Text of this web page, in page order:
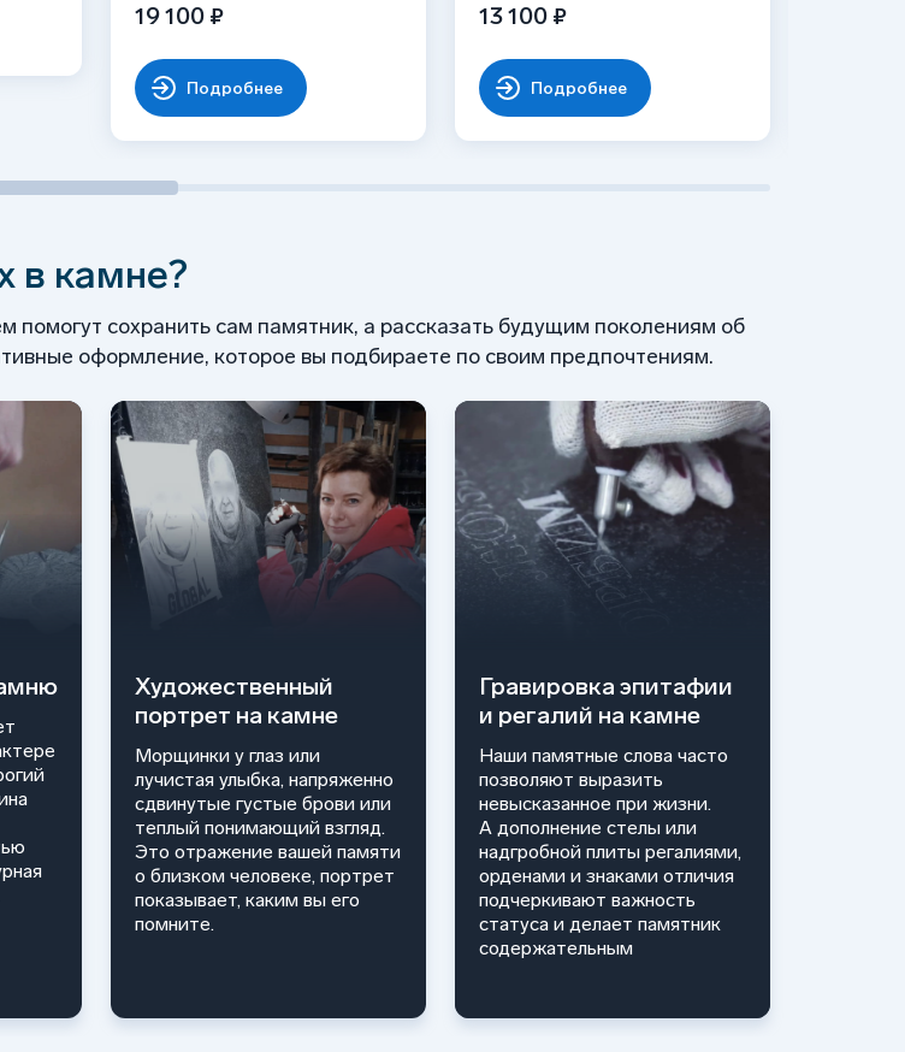
19 100 ₽
Подробнее
13 100 ₽
Подробнее
в камне?
помогут сохранить сам памятник, а рассказать будущим поколениям об
оформление, которое вы подбираете по своим предпочтениям.
Художественный
портрет на камне
Морщинки у глаз или
лучистая улыбка, напряженно
сдвинутые густые брови или
теплый понимающий взгляд.
Это отражение вашей памяти
о близком человеке, портрет
показывает, каким вы его
помните.
Гравировка эпитафии
и регалий на камне
Наши памятные слова часто
позволяют выразить
невысказанное при жизни.
А дополнение стелы или
надгробной плиты регалиями,
орденами и знаками отличия
подчеркивают важность
статуса и делает памятник
содержательным